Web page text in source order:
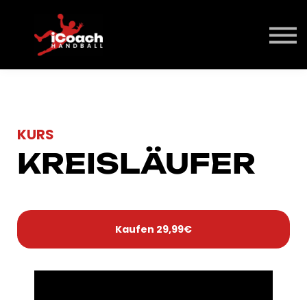
Über Uns
KURS
KREIS­LÄUFER
Kaufen 29,99€